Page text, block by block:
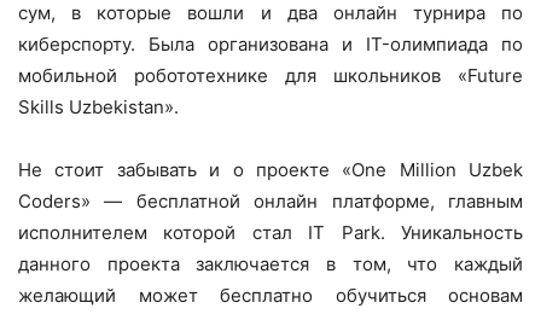
сум, в которые вошли и два онлайн турнира по
киберспорту. Была организована и IT-олимпиада по
мобильной робототехнике для школьников «Future
Skills Uzbekistan».
Не стоит забывать и о проекте «One Million Uzbek
Coders» — бесплатной онлайн платформе, главным
исполнителем которой стал IT Park. Уникальность
данного проекта заключается в том, что каждый
желающий может бесплатно обучиться основам